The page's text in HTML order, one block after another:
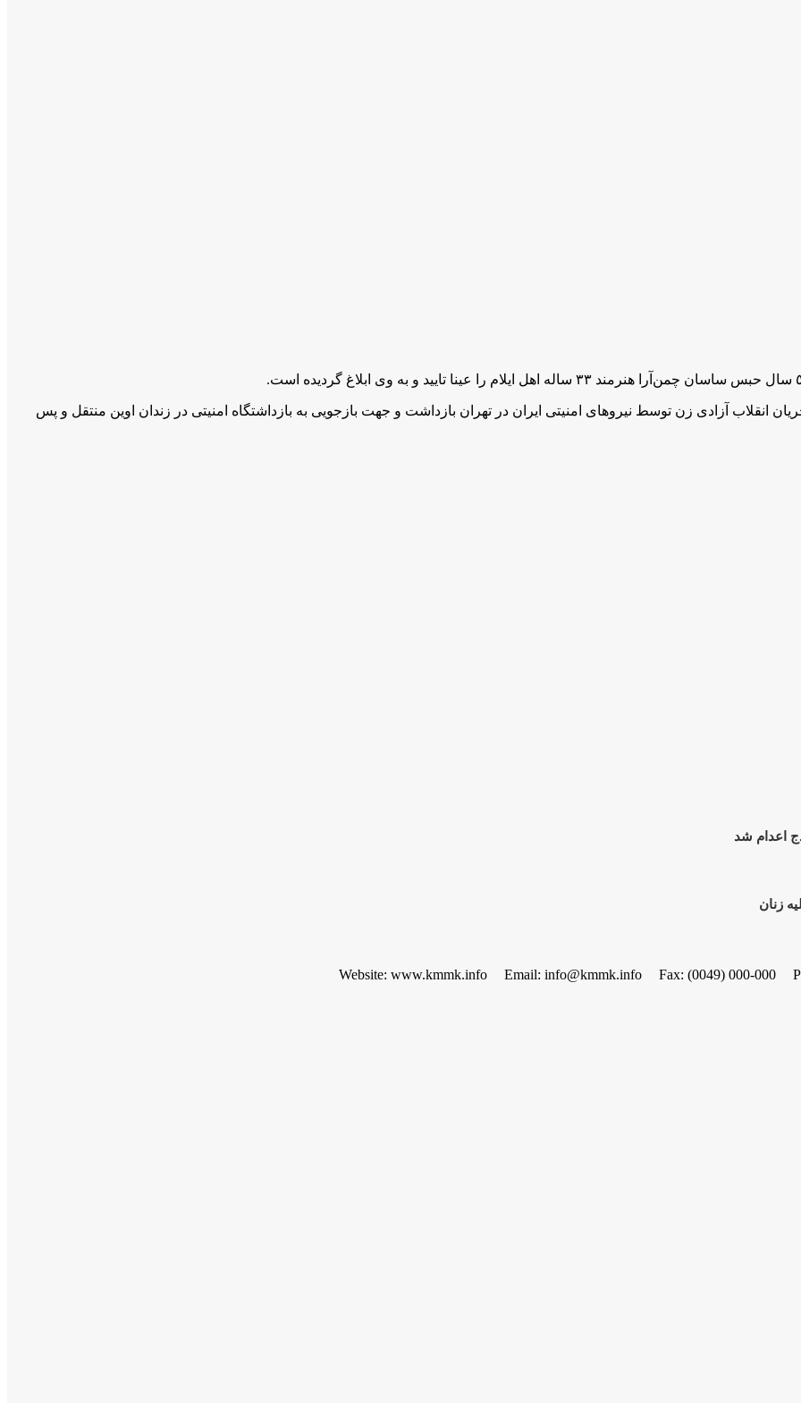
در ١٥ مهرماە سال گذشتە در جریان انقلاب آزادی زن توسط نیروهای امنیتی ایران در تهران بازداشت و جهت بازجویی بە بازداشتگاە امنیتی در زندان اوین منتقل و پس
اعدام شد
Fax: (0049) 000-000
Email: info@kmmk.info
Website: www.kmmk.info